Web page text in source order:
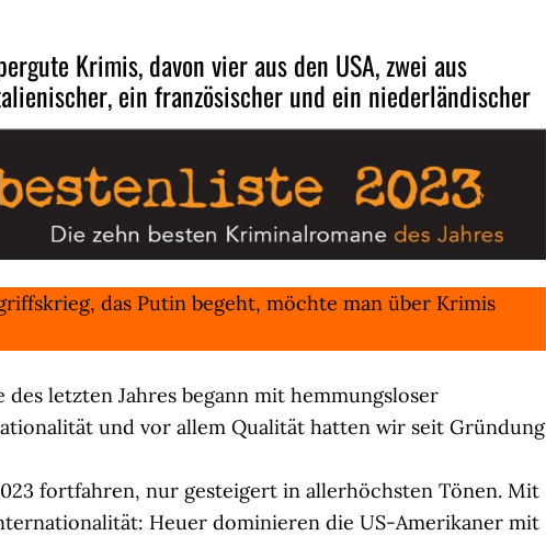
Krimis, davon vier aus den USA, zwei aus
ein französischer und ein niederländischer
das Putin begeht, möchte man über Krimis
letzten Jahres begann mit hemmungsloser
und vor allem Qualität hatten wir seit Gründung
fortfahren, nur gesteigert in allerhöchsten Tönen. Mit
Heuer dominieren die US-Amerikaner mit